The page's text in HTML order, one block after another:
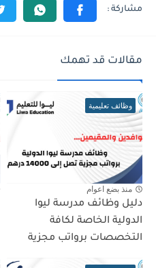
مقالات قد تهمك
وظائف تعليمية
منذ بضع اعوام
دليل وظائف مدرسة ليوا
الدولية الخاصة لكافة
التخصصات برواتب مجزية